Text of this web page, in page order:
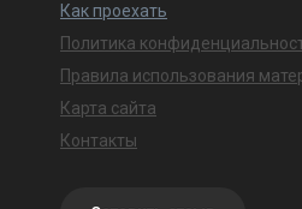
Как проехать
Политика
Правила использования
Карта сайта
Контакты